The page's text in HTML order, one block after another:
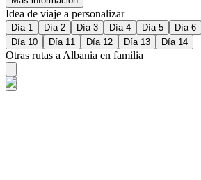
Idea de viaje a personalizar
Día 1 Día 2 Día 3 Día 4 Día 5 Día 6
Día 10
Día 11 Día 12 Día 13 Día 14
Otras rutas a Albania en familia